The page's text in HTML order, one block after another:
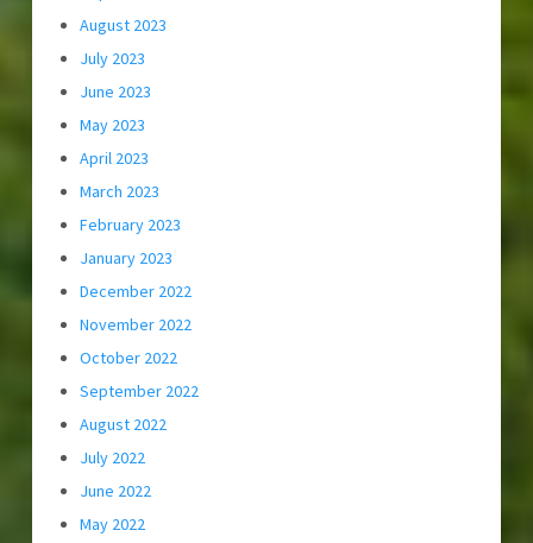
August 2023
July 2023
June 2023
May 2023
April 2023
March 2023
February 2023
January 2023
December 2022
November 2022
October 2022
September 2022
August 2022
July 2022
June 2022
May 2022